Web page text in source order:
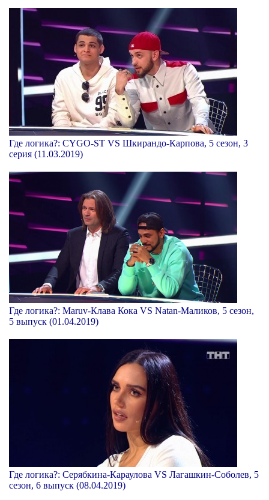
Где логика?: CYGO-ST VS Шкирандо-Карпова, 5 сезон, 3
серия (11.03.2019)
Где логика?: Maruv-Клава Кока VS Natan-Маликов, 5 сезон,
5 выпуск (01.04.2019)
Где логика?: Серябкина-Караулова VS Лагашкин-Соболев, 5
сезон, 6 выпуск (08.04.2019)